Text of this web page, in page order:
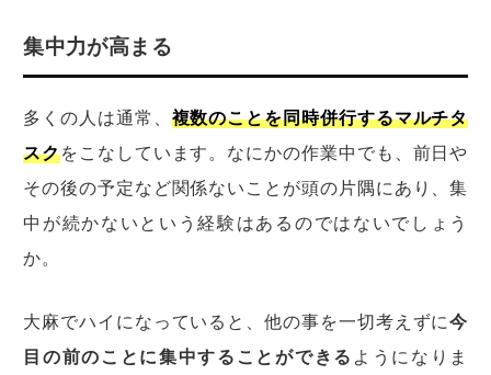
集中力が高まる
多くの人は通常、 複数のことを同時併行するマルチタ
スクをこなしています。なにかの作業中でも、前日や
その後の予定など関係ないことが頭の片隅にあり、集
中が続かないという経験はあるのではないでしょう
か。
大麻でハイになっていると、他の事を一切考えずに今
目の前のことに集中することができる ようになりま